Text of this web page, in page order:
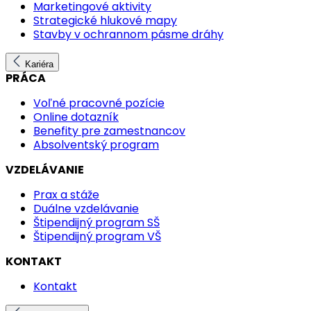
Marketingové aktivity
Strategické hlukové mapy
Stavby v ochrannom pásme dráhy
Kariéra
PRÁCA
Voľné pracovné pozície
Online dotazník
Benefity pre zamestnancov
Absolventský program
VZDELÁVANIE
Prax a stáže
Duálne vzdelávanie
Štipendijný program SŠ
Štipendijný program VŠ
KONTAKT
Kontakt